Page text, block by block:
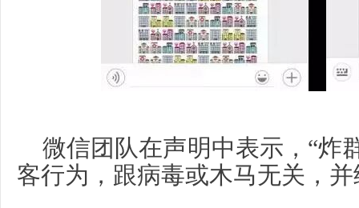
微信团队在声明中表示，“炸
客行为，跟病毒或木马无关，